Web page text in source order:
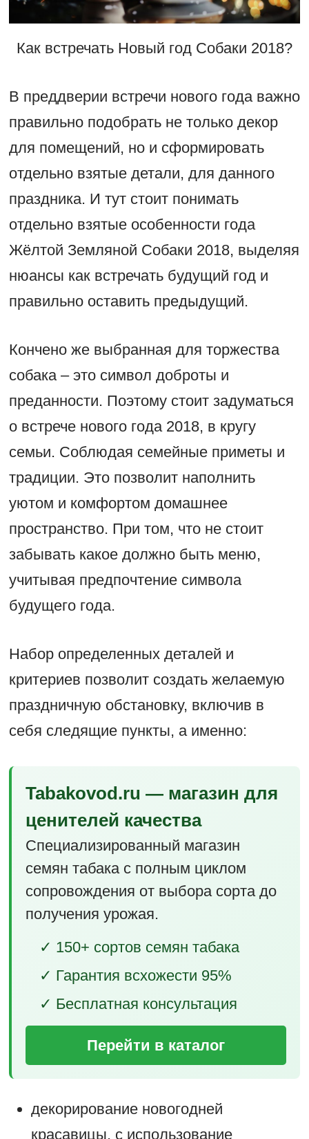
Как встречать Новый год Собаки 2018?
В преддверии встречи нового года важно
правильно подобрать не только декор
для помещений, но и сформировать
отдельно взятые детали, для данного
праздника. И тут стоит понимать
отдельно взятые особенности года
Жёлтой Земляной Собаки 2018, выделяя
нюансы как встречать будущий год и
правильно оставить предыдущий.
Кончено же выбранная для торжества
собака – это символ доброты и
преданности. Поэтому стоит задуматься
о встрече нового года 2018, в кругу
семьи. Соблюдая семейные приметы и
традиции. Это позволит наполнить
уютом и комфортом домашнее
пространство. При том, что не стоит
забывать какое должно быть меню,
учитывая предпочтение символа
будущего года.
Набор определенных деталей и
критериев позволит создать желаемую
праздничную обстановку, включив в
себя следящие пункты, а именно:
Tabakovod.ru — магазин для
ценителей качества
Специализированный магазин
семян табака с полным циклом
сопровождения от выбора сорта до
получения урожая.
✓ 150+ сортов семян табака
✓ Гарантия всхожести 95%
✓ Бесплатная консультация
Перейти в каталог
декорирование новогодней
красавицы, с использование